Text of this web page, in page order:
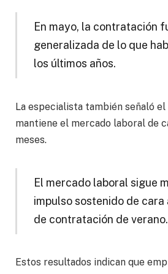
En mayo, la contratación
generalizada de lo que
los últimos años.
La especialista también señaló
mantiene el mercado laboral de
meses.
El mercado laboral sigue
impulso sostenido de cara
de contratación de verano.
Estos resultados indican que